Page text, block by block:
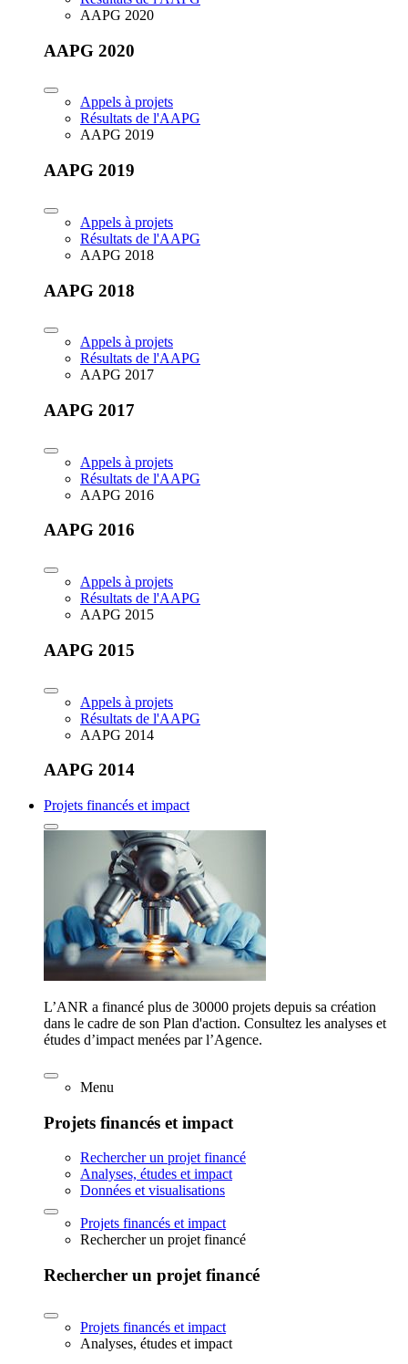
AAPG 2020
AAPG 2020
Appels à projets
Résultats de l'AAPG
AAPG 2019
AAPG 2019
Appels à projets
Résultats de l'AAPG
AAPG 2018
AAPG 2018
Appels à projets
Résultats de l'AAPG
AAPG 2017
AAPG 2017
Appels à projets
Résultats de l'AAPG
AAPG 2016
AAPG 2016
Appels à projets
Résultats de l'AAPG
AAPG 2015
AAPG 2015
Appels à projets
Résultats de l'AAPG
AAPG 2014
AAPG 2014
Projets financés et impact
L’ANR a financé plus de 30000 projets depuis sa création
dans le cadre de son Plan d'action. Consultez les analyses et
études d’impact menées par l’Agence.
Menu
Projets financés et impact
Rechercher un projet financé
Analyses, études et impact
Données et visualisations
Projets financés et impact
Rechercher un projet financé
Rechercher un projet financé
Projets financés et impact
Analyses, études et impact